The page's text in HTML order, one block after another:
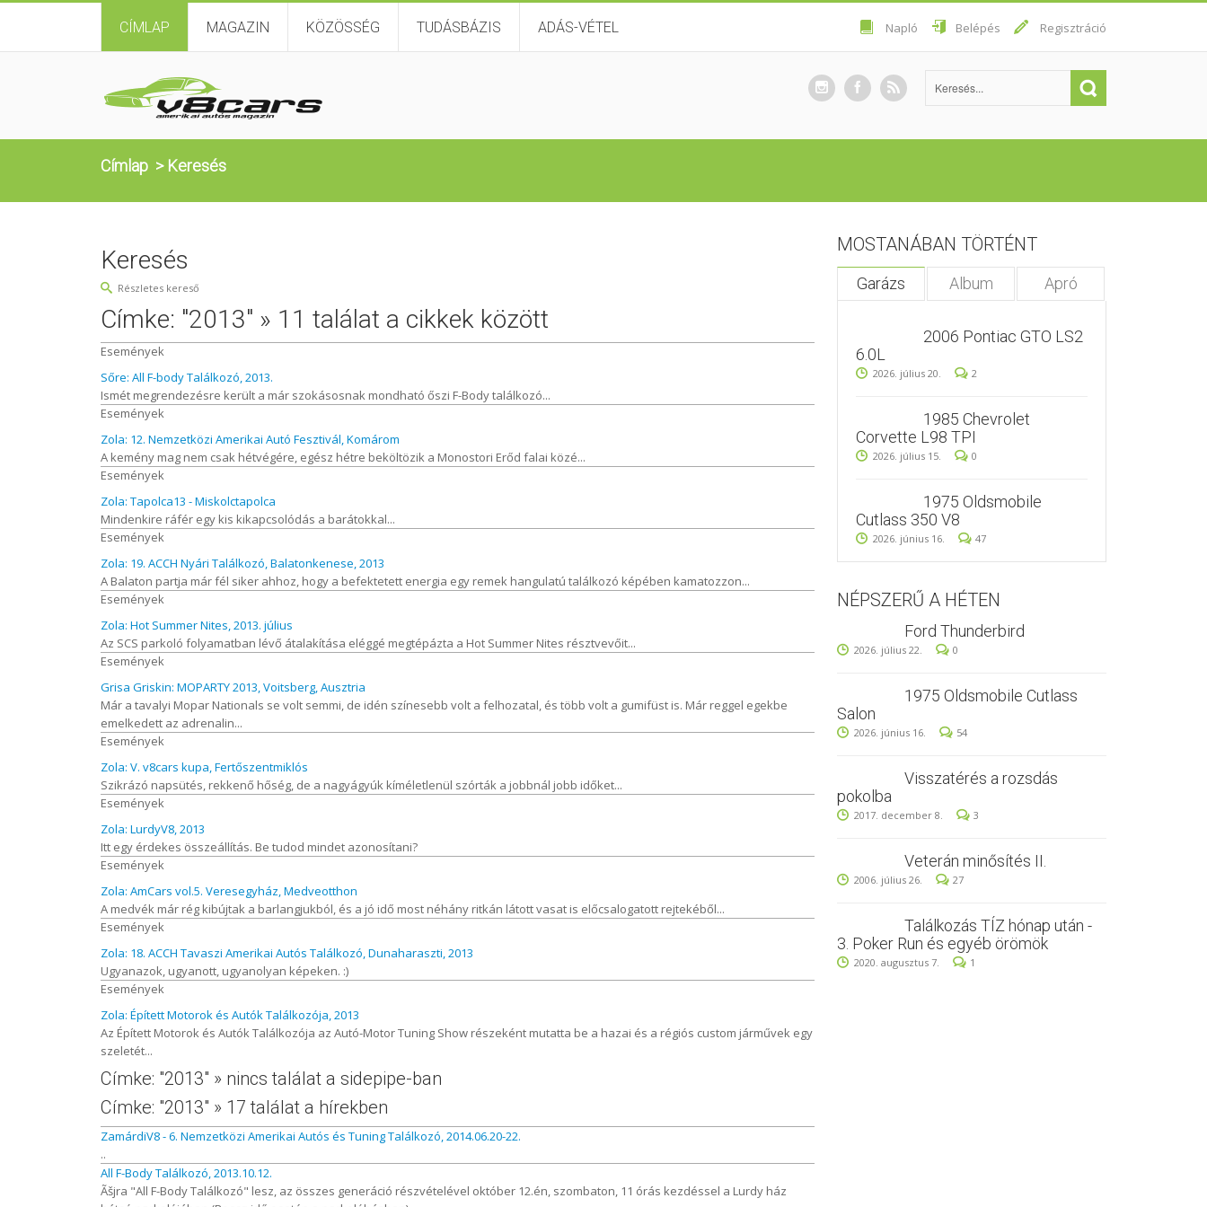
CÍMLAP MAGAZIN KÖZÖSSÉG TUDÁSBÁZIS ADÁS-VÉTEL Napló Belépés Regisztráció
Címlap > Keresés
Keresés
Részletes kereső
Címke: "2013" » 11 találat a cikkek között
Események
Sőre: All F-body Találkozó, 2013.
Ismét megrendezésre került a már szokásosnak mondható őszi F-Body találkozó...
Események
Zola: 12. Nemzetközi Amerikai Autó Fesztivál, Komárom
A kemény mag nem csak hétvégére, egész hétre beköltözik a Monostori Erőd falai közé...
Események
Zola: Tapolca13 - Miskolctapolca
Mindenkire ráfér egy kis kikapcsolódás a barátokkal...
Események
Zola: 19. ACCH Nyári Találkozó, Balatonkenese, 2013
A Balaton partja már fél siker ahhoz, hogy a befektetett energia egy remek hangulatú találkozó képében kamatozzon...
Események
Zola: Hot Summer Nites, 2013. július
Az SCS parkoló folyamatban lévő átalakítása eléggé megtépázta a Hot Summer Nites résztvevőit...
Események
Grisa Griskin: MOPARTY 2013, Voitsberg, Ausztria
Már a tavalyi Mopar Nationals se volt semmi, de idén színesebb volt a felhozatal, és több volt a gumifüst is. Már reggel egekbe
emelkedett az adrenalin...
Események
Zola: V. v8cars kupa, Fertőszentmiklós
Szikrázó napsütés, rekkenő hőség, de a nagyágyúk kíméletlenül szórták a jobbnál jobb időket...
Események
Zola: LurdyV8, 2013
Itt egy érdekes összeállítás. Be tudod mindet azonosítani?
Események
Zola: AmCars vol.5. Veresegyház, Medveotthon
A medvék már rég kibújtak a barlangjukból, és a jó idő most néhány ritkán látott vasat is előcsalogatott rejtekéből...
Események
Zola: 18. ACCH Tavaszi Amerikai Autós Találkozó, Dunaharaszti, 2013
Ugyanazok, ugyanott, ugyanolyan képeken. :)
Események
Zola: Épített Motorok és Autók Találkozója, 2013
Az Épített Motorok és Autók Találkozója az Autó-Motor Tuning Show részeként mutatta be a hazai és a régiós custom járművek egy
szeletét...
Címke: "2013" » nincs találat a sidepipe-ban
Címke: "2013" » 17 találat a hírekben
ZamárdiV8 - 6. Nemzetközi Amerikai Autós és Tuning Találkozó, 2014.06.20-22.
..
All F-Body Találkozó, 2013.10.12.
Ãšjra "All F-Body Találkozó" lesz, az összes generáció részvételével október 12.én, szombaton, 11 órás kezdéssel a Lurdy ház
MOSTANÁBAN TÖRTÉNT
Garázs Album Apró
2006 Pontiac GTO LS2
6.0L
2026. július 20. 2
1985 Chevrolet
Corvette L98 TPI
2026. július 15. 0
1975 Oldsmobile
Cutlass 350 V8
2026. június 16. 47
NÉPSZERŰ A HÉTEN
Ford Thunderbird
2026. július 22. 0
1975 Oldsmobile Cutlass
Salon
2026. június 16. 54
Visszatérés a rozsdás
pokolba
2017. december 8. 3
Veterán minősítés II.
2006. július 26. 27
Találkozás TÍZ hónap után -
3. Poker Run és egyéb örömök
2020. augusztus 7. 1